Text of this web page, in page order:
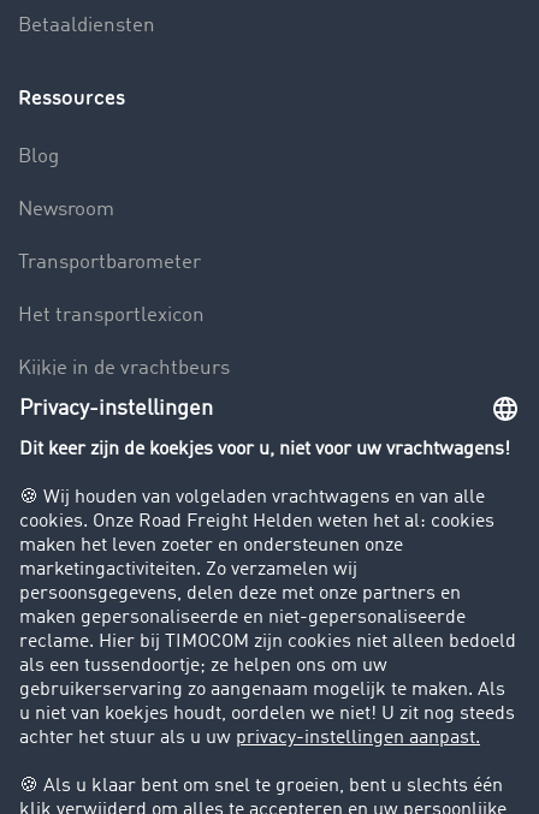
Betaaldiensten
Ressources
Blog
Newsroom
Transportbarometer
Het transportlexicon
Kijkje in de vrachtbeurs
Rijverbod voor vrachtwagens
Bedrijf
Success Stories
Klanten werven klanten
Support
Contact
Juridische informatie